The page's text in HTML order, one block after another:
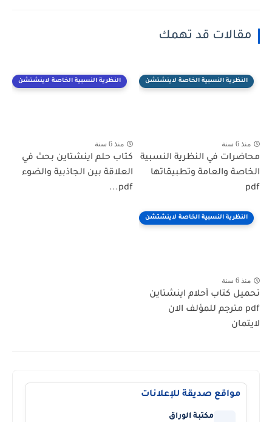
مقالات قد تهمك
النظرية النسبية الخاصة لاينشتشن
منذ 6 سنة
محاضرات في النظرية النسبية
الخاصة والعامة وتطبيقاتها
pdf
النظرية النسبية الخاصة لاينشتشن
منذ 6 سنة
كتاب حلم اينشتاين بحث في
العلاقة بين الجاذبية والضوء
pdf...
النظرية النسبية الخاصة لاينشتشن
منذ 6 سنة
تحميل كتاب أحلام اينشتاين
pdf مترجم للمؤلف الان
لايتمان
مواقع صديقة للإعلانات
مكتبة الوراق